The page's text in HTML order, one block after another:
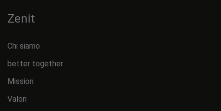
Zenit
Chi siamo
better together
Mission
Valori